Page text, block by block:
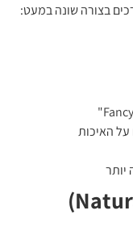
האיכות
יותר